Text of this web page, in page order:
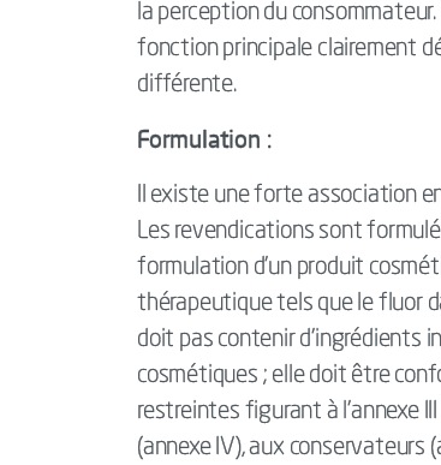
la perception du
fonction principale clairement
différente.
Formulation :
Il existe une forte association
Les revendications sont
formulation d'un produit
thérapeutique tels que le fluor
doit pas contenir d'ingrédients
cosmétiques ; elle doit être
restreintes figurant à l'annexe
(annexe IV), aux conservateurs